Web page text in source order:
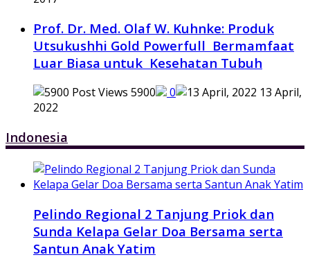
Prof. Dr. Med. Olaf W. Kuhnke: Produk
Utsukushhi Gold Powerfull Bermamfaat
Luar Biasa untuk Kesehatan Tubuh
5900 0
13 April,
2022
Indonesia
Pelindo Regional 2 Tanjung Priok dan
Sunda Kelapa Gelar Doa Bersama serta
Santun Anak Yatim